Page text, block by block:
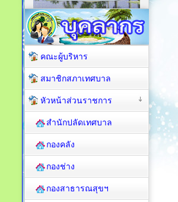
คณะผู้บริหาร
สมาชิกสภาเทศบาล
หัวหน้าส่วนราชการ
สำนักปลัดเทศบาล
กองคลัง
กองช่าง
กองสาธารณสุขฯ